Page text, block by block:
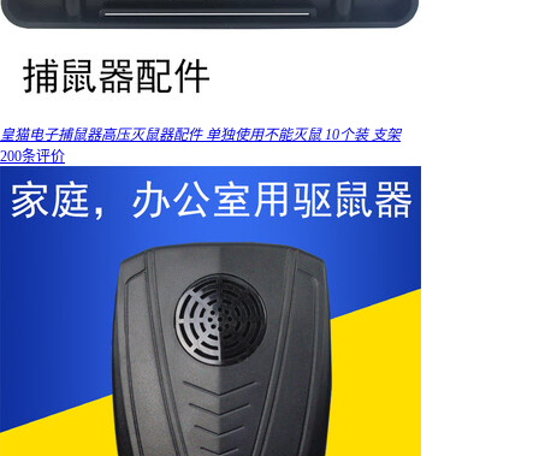
皇猫电子捕鼠器高压灭鼠器配件 单独使用不能灭鼠 10个装 支架
200条评价